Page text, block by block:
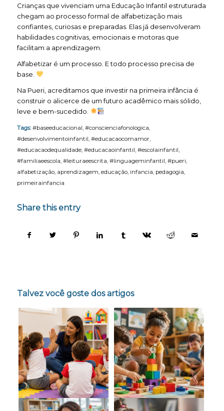
Crianças que vivenciam uma Educação Infantil estruturada
chegam ao processo formal de alfabetização mais
confiantes, curiosas e preparadas. Elas já desenvolveram
habilidades cognitivas, emocionais e motoras que
facilitam a aprendizagem.
Alfabetizar é um processo. E todo processo precisa de
base.
Na Pueri, acreditamos que investir na primeira infância é
construir o alicerce de um futuro acadêmico mais sólido,
leve e bem-sucedido.
Tags: #baseeducacional, #conscienciafonologica,
#desenvolvimentoinfantil, #educacaocomamor,
#educacaodequalidade, #educacaoinfantil, #escolainfantil,
#familiaeescola, #leituraeescrita, #linguageminfantil, #pueri,
alfabetização, aprendizagem, educação, infancia, pedagogia,
primeirainfancia
Share this entry
Talvez você goste dos artigos